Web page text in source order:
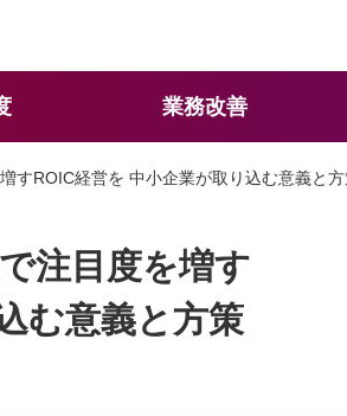
業務改善
すROIC経営を 中小企業が取り込む意義と
注目度を増す
む意義と方策